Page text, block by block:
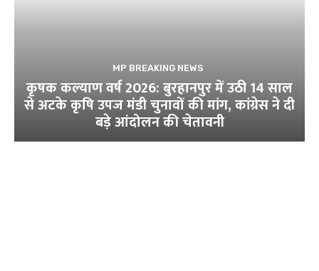
MP BREAKING NEWS
कृषक कल्याण वर्ष 2026: बुरहानपुर में उठी 14 साल
से अटके कृषि उपज मंडी चुनावों की मांग, कांग्रेस ने दी
बड़े आंदोलन की चेतावनी